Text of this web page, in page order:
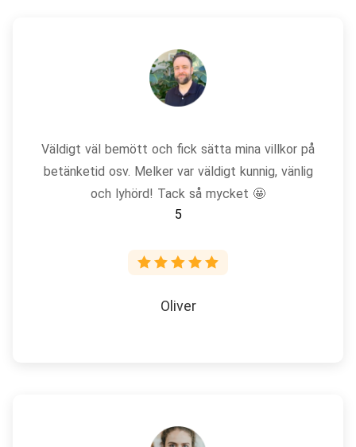
Väldigt väl bemött och fick sätta mina villkor på
betänketid osv. Melker var väldigt kunnig, vänlig
och lyhörd! Tack så mycket 🤩
5
Oliver